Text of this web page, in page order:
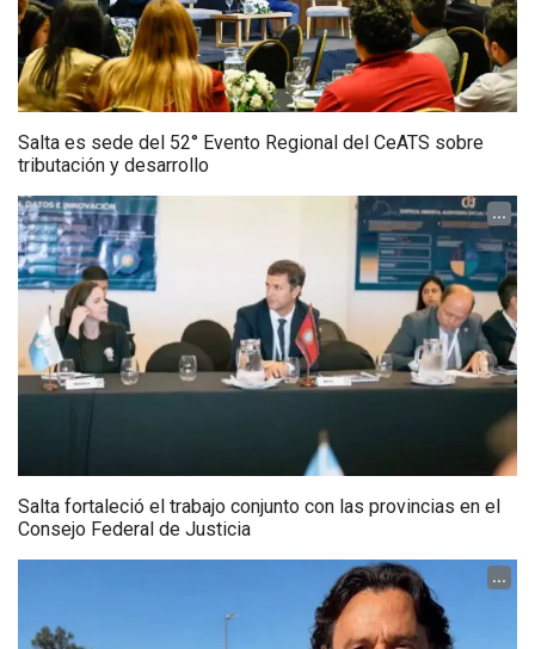
Salta es sede del 52° Evento Regional del CeATS sobre
tributación y desarrollo
...
Salta fortaleció el trabajo conjunto con las provincias en el
Consejo Federal de Justicia
...